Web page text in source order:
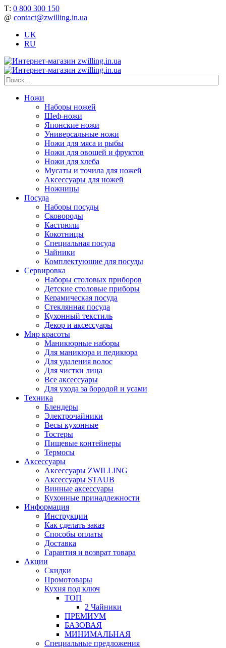
Т: 0 800 300 150
@ contact@zwilling.in.ua
UK
RU
Ножи
Наборы ножей
Шеф-ножи
Японские ножи
Универсальные ножи
Ножи для мяса и рыбы
Ножи для овощей и фруктов
Ножи для хлеба
Мусаты и точила для ножей
Аксессуары для ножей
Ножницы
Посуда
Наборы посуды
Сковороды
Кастрюли
Кокотницы
Специальная посуда
Чайники
Комплектующие для посуды
Сервировка
Наборы столовых приборов
Детские столовые приборы
Керамическая посуда
Стеклянная посуда
Кухонный текстиль
Декор и аксессуары
Мир красоты
Маникюрные наборы
Для маникюра и педикюра
Для удаления волос
Для чистки лица
Все аксессуары
Для ухода за бородой и усами
Техника
Блендеры
Электрочайники
Весы кухонные
Тостеры
Пищевые контейнеры
Термосы
Аксессуары
Аксессуары ZWILLING
Аксессуары STAUB
Винные аксессуары
Кухонные принадлежности
Информация
Инструкции
Как сделать заказ
Способы оплаты
Доставка
Гарантия и возврат товара
Акции
Скидки
Промотовары
Кухня под ключ
ТОП
2 Чайники
ПРЕМИУМ
БАЗОВАЯ
МИНИМАЛЬНАЯ
Специальные предложения